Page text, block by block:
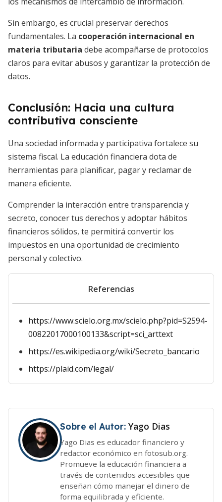
Sin embargo, es crucial preservar derechos
fundamentales. La cooperación internacional en
materia tributaria debe acompañarse de protocolos
claros para evitar abusos y garantizar la protección de
datos.
Conclusión: Hacia una cultura
contributiva consciente
Una sociedad informada y participativa fortalece su
sistema fiscal. La educación financiera dota de
herramientas para planificar, pagar y reclamar de
manera eficiente.
Comprender la interacción entre transparencia y
secreto, conocer tus derechos y adoptar hábitos
financieros sólidos, te permitirá convertir los
impuestos en una oportunidad de crecimiento
personal y colectivo.
Referencias
https://www.scielo.org.mx/scielo.php?pid=S2594-
00822017000100133&script=sci_arttext
https://es.wikipedia.org/wiki/Secreto_bancario
https://plaid.com/legal/
Sobre el Autor: Yago Dias
Yago Dias es educador financiero y
redactor económico en fotosub.org.
Promueve la educación financiera a
través de contenidos accesibles que
enseñan cómo manejar el dinero de
forma equilibrada y eficiente.